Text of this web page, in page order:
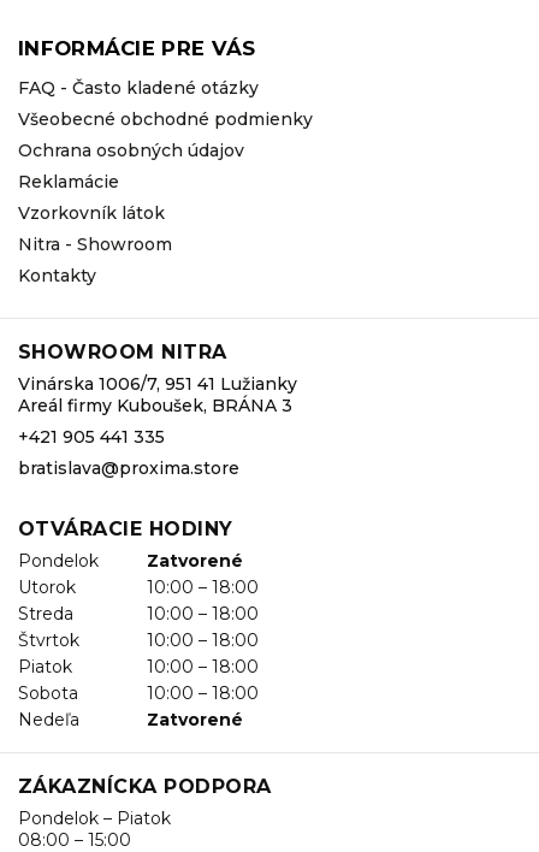
INFORMÁCIE PRE VÁS
FAQ - Často kladené otázky
Všeobecné obchodné podmienky
Ochrana osobných údajov
Reklamácie
Vzorkovník látok
Nitra - Showroom
Kontakty
SHOWROOM NITRA
Vinárska 1006/7, 951 41 Lužianky
Areál firmy Kuboušek, BRÁNA 3
+421 905 441 335
bratislava@proxima.store
OTVÁRACIE HODINY
Pondelok
Zatvorené
Utorok
10:00 – 18:00
Streda
10:00 – 18:00
Štvrtok
10:00 – 18:00
Piatok
10:00 – 18:00
Sobota
10:00 – 18:00
Nedeľa
Zatvorené
ZÁKAZNÍCKA PODPORA
Pondelok – Piatok
08:00 – 15:00